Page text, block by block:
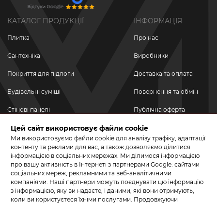
КАТАЛОГ ПРОДУКЦІЇ
Плитка
Сантехніка
Покриття для підлоги
Будівельні суміші
Стінові панелі
Новинки
Акційні товари
Акції/Знижки
ІНФОРМАЦІЯ
Про нас
Виробники
Доставка та оплата
Повернення та обмін
Публічна оферта
Політика
конфіденційності
ПРИЄДНУЙТЕСЬ ДО НАС У СОЦМЕРЕЖАХ
Цей сайт використовує файли cookie
Ми використовуємо файли cookie для аналізу трафіку, адаптації
контенту та реклами для вас, а також дозволяємо ділитися
інформацією в соціальних мережах. Ми ділимося інформацією
про вашу активність в Інтернеті з партнерами Google: сайтами
соціальних мереж, рекламними та веб-аналітичними
компаніями. Наші партнери можуть поєднувати цю інформацію
з інформацією, яку ви надаєте, і даними, які вони отримують,
коли ви користуєтеся їхніми послугами. Продовжуючи